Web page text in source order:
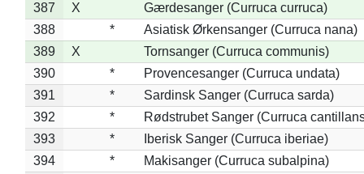
387
X
Gærdesanger (Curruca curruca)
388
*
Asiatisk Ørkensanger (Curruca nana)
389
X
Tornsanger (Curruca communis)
390
*
Provencesanger (Curruca undata)
391
*
Sardinsk Sanger (Curruca sarda)
392
*
Rødstrubet Sanger (Curruca
393
*
Iberisk Sanger (Curruca iberiae)
394
*
Makisanger (Curruca subalpina)